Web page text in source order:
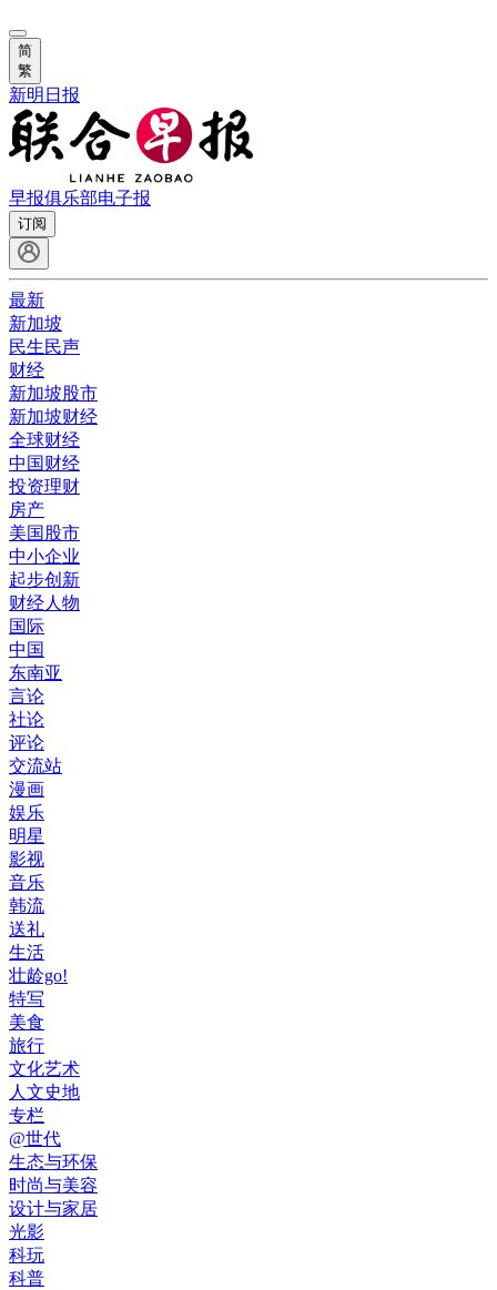
简
繁
新明日报
早报俱乐部电子报
订阅
最新
新加坡
民生民声
财经
新加坡股市
新加坡财经
全球财经
中国财经
投资理财
房产
美国股市
中小企业
起步创新
财经人物
国际
中国
东南亚
言论
社论
评论
交流站
漫画
娱乐
明星
影视
音乐
韩流
送礼
生活
壮龄go!
特写
美食
旅行
文化艺术
人文史地
专栏
@世代
生态与环保
时尚与美容
设计与家居
光影
科玩
科普